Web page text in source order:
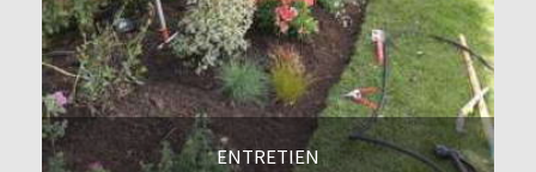
ENTRETIEN